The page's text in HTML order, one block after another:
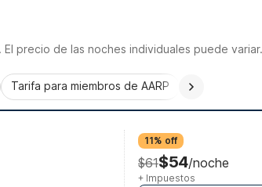
precio de las noches individuales puede variar.
Tarifa para miembros de AARP
11% off
$61$54/noche
+ Impuestos